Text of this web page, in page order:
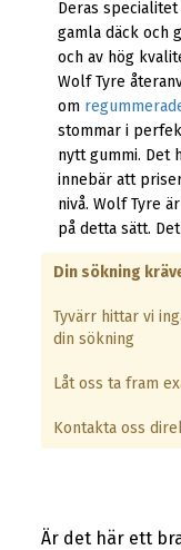
Deras
gamla däck och
och av hög
Wolf Tyre
om
stommar i
nytt gummi. Det
innebär att
nivå. Wolf Tyre
på detta sätt.
Din sökning
Tyvärr hittar vi
din sökning
Låt oss ta fram
Kontakta oss
Är det här ett